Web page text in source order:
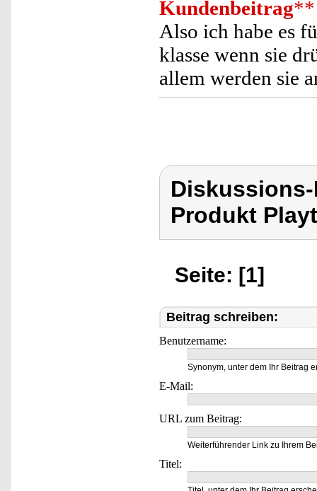
Kundenbeitrag**
Also ich habe es
klasse wenn sie
allem werden sie
Produkt
Seite: [1]
Beitrag schreiben:
Benutzername:
Synonym, unter dem Ihr Beitrag
E-Mail:
URL zum Beitrag:
Weiterführender Link zu Ihrem
Titel: